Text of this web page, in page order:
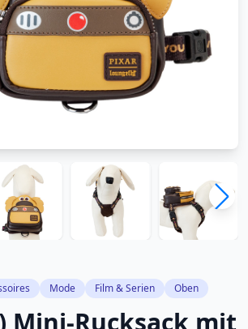
Mode Film & Serien Oben
Mini-Rucksack mit